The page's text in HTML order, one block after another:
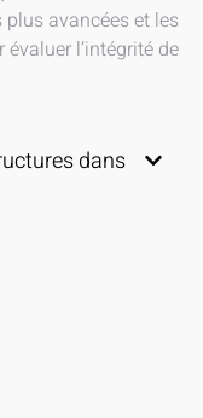
avancées et les
l’intégrité de
dans